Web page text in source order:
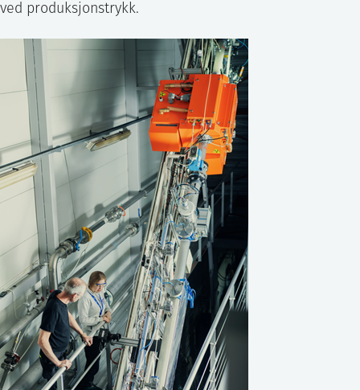
ved produksjonstrykk.